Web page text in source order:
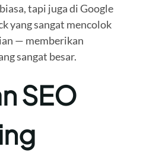
tapi juga di Google
yang sangat mencolok
— memberikan
sangat besar.
SEO